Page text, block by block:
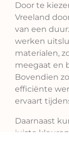
Door te
Vreeland
van een
werken
materialen,
meegaat en
Bovendien
efficiënte
ervaart
Daarnaast
juiste